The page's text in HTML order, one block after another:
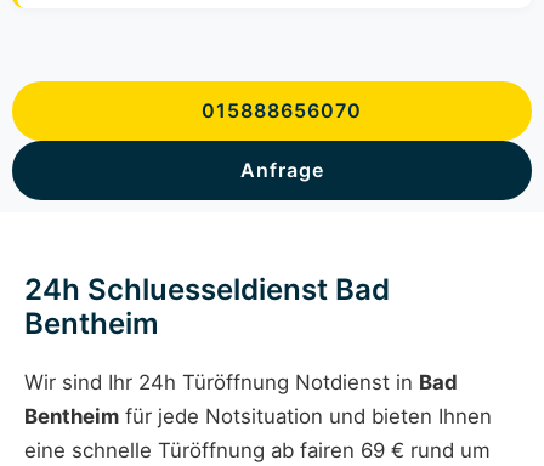
015888656070
Anfrage
24h Schluesseldienst Bad
Bentheim
Wir sind Ihr 24h Türöffnung Notdienst in Bad
Bentheim für jede Notsituation und bieten Ihnen
eine schnelle Türöffnung ab fairen 69 € rund um